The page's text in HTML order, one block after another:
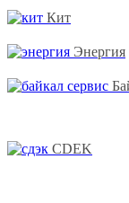
Кит
Энергия
CDEK